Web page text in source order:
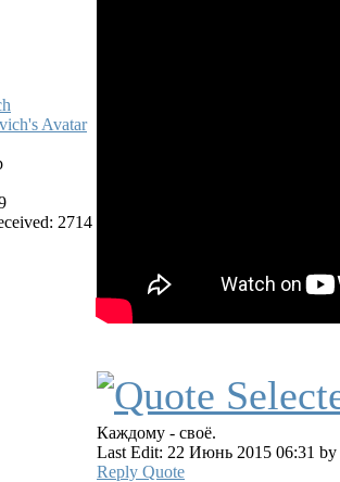
2714
Каждому - своё.
Last Edit: 22 Июнь 2015 06:31 by
Reply Quote